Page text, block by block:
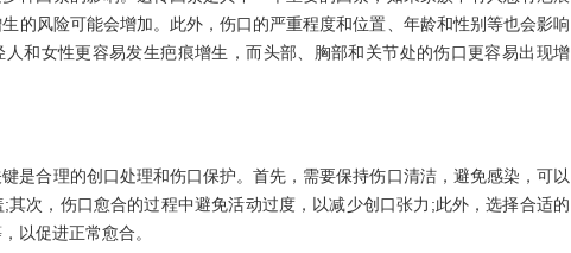
的风险可能会增加。此外，伤口的严重程度和位置、年龄和性别等也会影响
和女性更容易发生疤痕增生，而头部、胸部和关节处的伤口更容易出现增
是合理的创口处理和伤口保护。首先，需要保持伤口清洁，避免感染，可以
其次，伤口愈合的过程中避免活动过度，以减少创口张力;此外，选择合适的
以促进正常愈合。